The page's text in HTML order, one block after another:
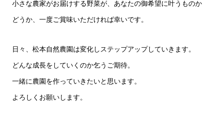
小さな農家がお届けする野菜が、あなたの御希望に叶うものか
どうか、一度ご賞味いただければ幸いです。
日々、松本自然農園は変化しステップアップしていきます。
どんな成長をしていくのか乞うご期待。
一緒に農園を作っていきたいと思います。
よろしくお願いします。